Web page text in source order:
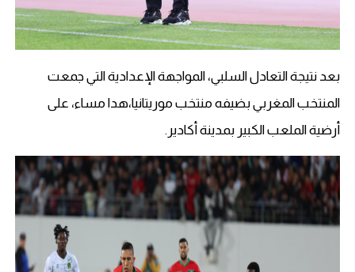
بعد نتيجة التعادل السلبي، المواجهة الإعدادية التي جمعت
المنتخب المغربي بضيفه منتخب موريتانيا،هدا مساء، على
أرضية الملعب الكبير بمدينة أكادير.